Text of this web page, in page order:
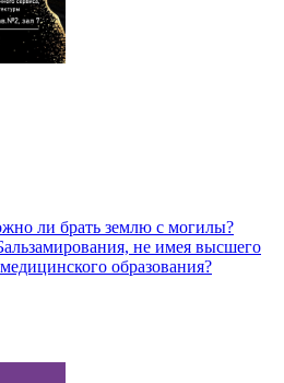
ли брать землю с могилы?
не имея высшего
образования?